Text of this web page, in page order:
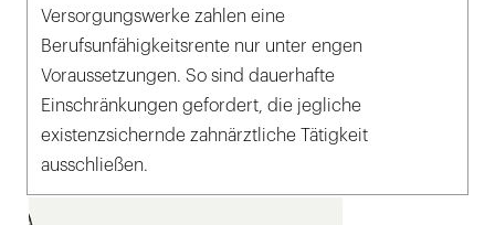
Versorgungswerke zahlen eine
Berufsunfähigkeitsrente nur unter engen
Voraussetzungen. So sind dauerhafte
Einschränkungen gefordert, die jegliche
existenzsichernde zahnärztliche Tätigkeit
ausschließen.